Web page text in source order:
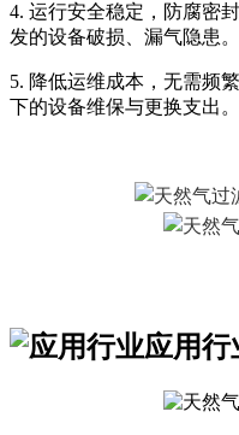
4. 运行安全稳定，防腐密
发的设备破损、漏气隐患。
5. 降低运维成本，无需频
下的设备维保与更换支出。
应用行